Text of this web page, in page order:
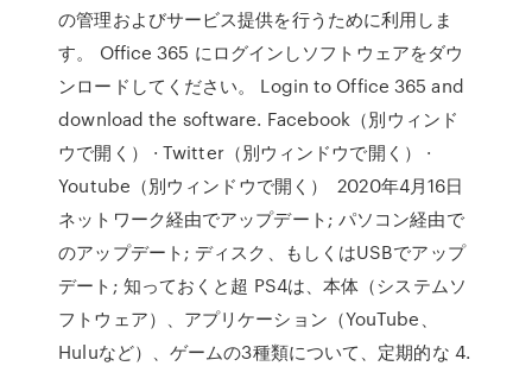
の管理およびサービス提供を行うために利用しま
す。 Office 365 にログインしソフトウェアをダウ
ンロードしてください。 Login to Office 365 and
download the software. Facebook（別ウィンド
ウで開く） · Twitter（別ウィンドウで開く） ·
Youtube（別ウィンドウで開く） 2020年4月16日
ネットワーク経由でアップデート; パソコン経由で
のアップデート; ディスク、もしくはUSBでアップ
デート; 知っておくと超 PS4は、本体（システムソ
フトウェア）、アプリケーション（YouTube、
Huluなど）、ゲームの3種類について、定期的な 4.